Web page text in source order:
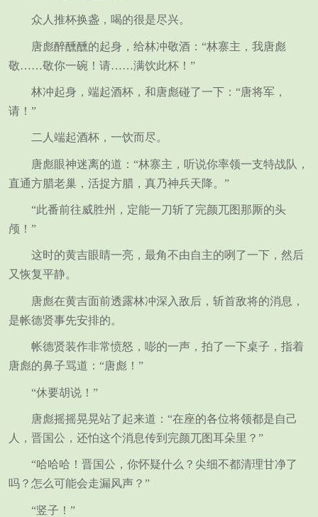
众人推杯换盏，喝的很是尽兴。
唐彪醉醺醺的起身，给林冲敬酒：“林寨主，我唐彪
敬……敬你一碗！请……满饮此杯！”
林冲起身，端起酒杯，和唐彪碰了一下：“唐将军，
请！”
二人端起酒杯，一饮而尽。
唐彪眼神迷离的道：“林寨主，听说你率领一支特战队，
直通方腊老巢，活捉方腊，真乃神兵天降。”
“此番前往威胜州，定能一刀斩了完颜兀图那厮的头
颅！”
这时的黄吉眼睛一亮，最角不由自主的咧了一下，然后
又恢复平静。
唐彪在黄吉面前透露林冲深入敌后，斩首敌将的消息，
是帐德贤事先安排的。
帐德贤装作非常愤怒，嘭的一声，拍了一下桌子，指着
唐彪的鼻子骂道：“唐彪！”
“休要胡说！”
唐彪摇摇晃晃站了起来道：“在座的各位将领都是自己
人，晋国公，还怕这个消息传到完颜兀图耳朵里？”
“哈哈哈！晋国公，你怀疑什么？尖细不都清理甘净了
吗？怎么可能会走漏风声？”
“竖子！”